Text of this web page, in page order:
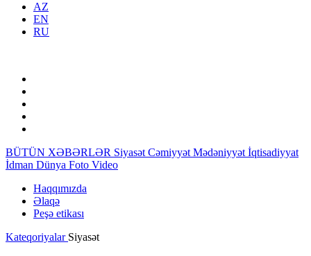
AZ
EN
RU
BÜTÜN XƏBƏRLƏR Siyasət Cəmiyyət Mədəniyyət İqtisadiyyat
İdman Dünya Foto Video
Haqqımızda
Əlaqə
Peşə etikası
Kateqoriyalar Siyasət